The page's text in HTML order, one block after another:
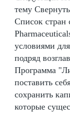
тему
Список стран
условиями
подряд
Программа
поставить
сохранить
которые